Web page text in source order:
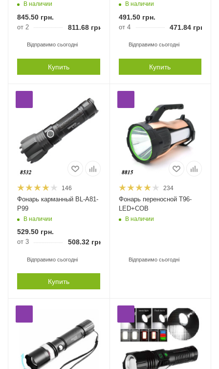
В наличии
845.50 грн.
от 2 811.68 грн.
Відправимо сьогодні
Купить
В наличии
491.50грн.
от 4 471.84грн.
Відправимо сьогодні
Купить
146
Фонарь карманный BL-A81-
P99
В наличии
529.50 грн.
от 3 508.32 грн.
Відправимо сьогодні
Купить
234
Фонарь переносной T96-
LED+COB
В наличии
Відправимо сьогодні